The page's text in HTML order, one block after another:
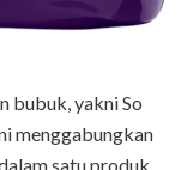
bubuk, yakni So
menggabungkan
satu produk.